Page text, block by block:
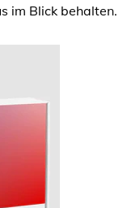
im Blick behalten.